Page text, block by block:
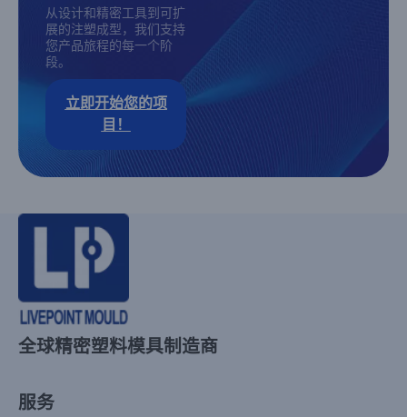
从设计和精密工具到可扩
展的注塑成型，我们支持
您产品旅程的每一个阶
段。
立即开始您的项
目！
全球精密塑料模具制造商
服务